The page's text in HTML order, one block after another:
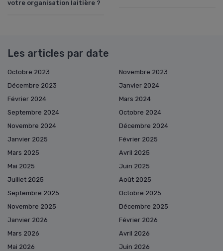
votre organisation laitière ?
Les articles par date
Octobre 2023
Novembre 2023
Décembre 2023
Janvier 2024
Février 2024
Mars 2024
Septembre 2024
Octobre 2024
Novembre 2024
Décembre 2024
Janvier 2025
Février 2025
Mars 2025
Avril 2025
Mai 2025
Juin 2025
Juillet 2025
Août 2025
Septembre 2025
Octobre 2025
Novembre 2025
Décembre 2025
Janvier 2026
Février 2026
Mars 2026
Avril 2026
Mai 2026
Juin 2026